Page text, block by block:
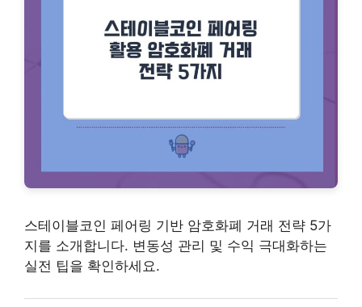
스테이블코인 페어링 기반 암호화폐 거래 전략 5가
지를 소개합니다. 변동성 관리 및 수익 극대화하는
실전 팁을 확인하세요.